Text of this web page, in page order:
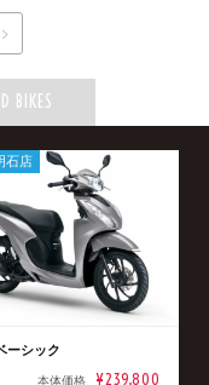
BIKES
ーシック
本体価格 ¥239,800
石店